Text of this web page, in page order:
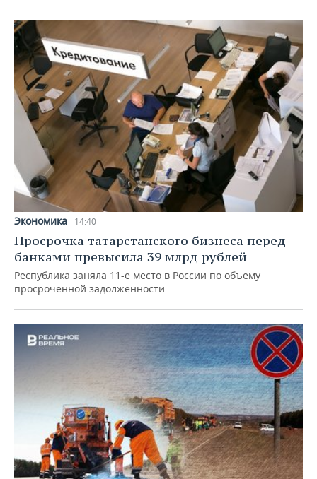
Экономика 14:40
Просрочка татарстанского бизнеса перед
банками превысила 39 млрд рублей
Республика заняла 11-е место в России по объему
просроченной задолженности